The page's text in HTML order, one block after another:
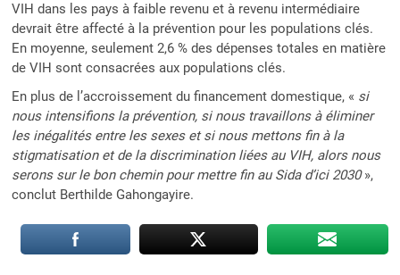
VIH dans les pays à faible revenu et à revenu intermédiaire
devrait être affecté à la prévention pour les populations clés.
En moyenne, seulement 2,6 % des dépenses totales en matière
de VIH sont consacrées aux populations clés.
En plus de l’accroissement du financement domestique, « si
nous intensifions la prévention, si nous travaillons à éliminer
les inégalités entre les sexes et si nous mettons fin à la
stigmatisation et de la discrimination liées au VIH, alors nous
serons sur le bon chemin pour mettre fin au Sida d’ici 2030»,
conclut Berthilde Gahongayire.